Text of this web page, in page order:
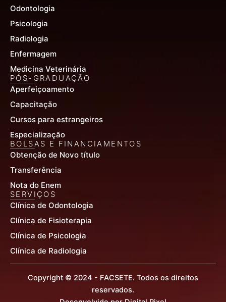
Odontologia
Psicologia
Radiologia
Enfermagem
Medicina Veterinária
PÓS-GRADUAÇÃO
Aperfeiçoamento
Capacitação
Cursos para estrangeiros
Especialização
BOLSAS E FINANCIAMENTOS
Obtenção de Novo título
Transferência
Nota do Enem
SERVIÇOS
Clínica de Odontologia
Clínica de Fisioterapia
Clínica de Psicologia
Clínica de Radiologia
Copyright © 2024 - FACSETE. Todos os direitos
reservados.